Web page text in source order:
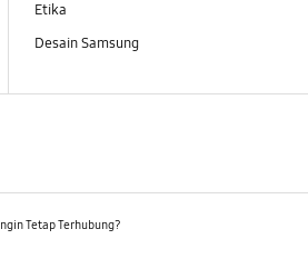
Etika
Desain Samsung
Ingin Tetap Terhubung?